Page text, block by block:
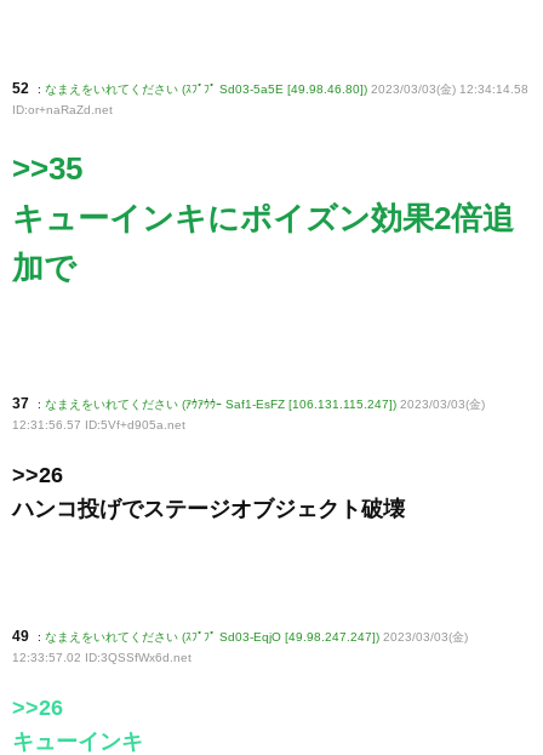
52 : なまえをいれてください (ｽﾌﾟﾌﾟ Sd03-5a5E [49.98.46.80]) 2023/03/03(金) 12:34:14.58
ID:or+naRaZd.net
>>35
キューインキにポイズン効果2倍追
加で
37 : なまえをいれてください (ｱｳｱｳｳｰ Saf1-EsFZ [106.131.115.247]) 2023/03/03(金)
12:31:56.57 ID:5Vf+d905a .net
>>26
ハンコ投げでステージオブジェクト破壊
49 : なまえをいれてください (ｽﾌﾟﾌﾟ Sd03-EqjO [49.98.247.247]) 2023/03/03(金)
12:33:57.02 ID:3QSSfWx6d .net
>>26
キューインキ